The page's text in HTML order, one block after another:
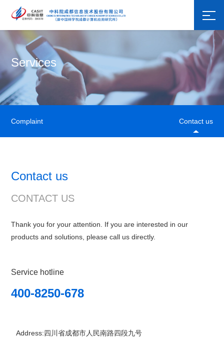
Services
Complaint Contact us
Contact us
CONTACT US
Thank you for your attention. If you are interested in our
products and solutions, please call us directly.
Service hotline
400-8250-678
Address:四川省成都市人民南路四段九号